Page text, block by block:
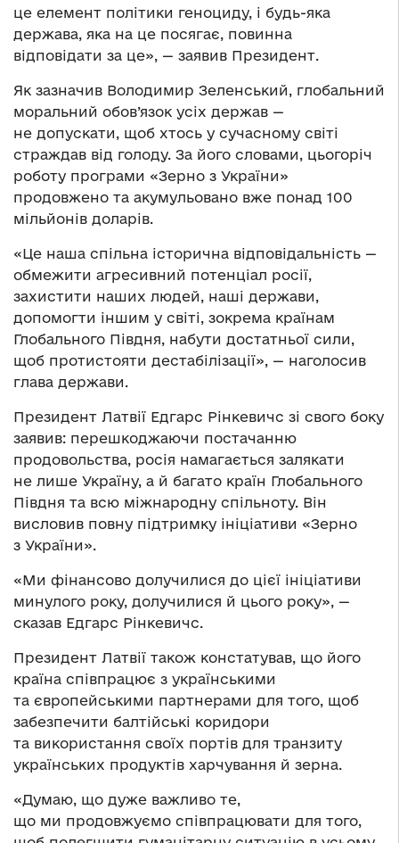
це елемент політики геноциду, і будь-яка
держава, яка на це посягає, повинна
відповідати за це», — заявив Президент.
Як зазначив Володимир Зеленський, глобальний
моральний обов’язок усіх держав —
не допускати, щоб хтось у сучасному світі
страждав від голоду. За його словами, цьогоріч
роботу програми «Зерно з України»
продовжено та акумульовано вже понад 100
мільйонів доларів.
«Це наша спільна історична відповідальність —
обмежити агресивний потенціал росії,
захистити наших людей, наші держави,
допомогти іншим у світі, зокрема країнам
Глобального Півдня, набути достатньої сили,
щоб протистояти дестабілізації», — наголосив
глава держави.
Президент Латвії Едгарс Рінкевичс зі свого боку
заявив: перешкоджаючи постачанню
продовольства, росія намагається залякати
не лише Україну, а й багато країн Глобального
Півдня та всю міжнародну спільноту. Він
висловив повну підтримку ініціативи «Зерно
з України».
«Ми фінансово долучилися до цієї ініціативи
минулого року, долучилися й цього року», —
сказав Едгарс Рінкевичс.
Президент Латвії також констатував, що його
країна співпрацює з українськими
та європейськими партнерами для того, щоб
забезпечити балтійські коридори
та використання своїх портів для транзиту
українських продуктів харчування й зерна.
«Думаю, що дуже важливо те,
що ми продовжуємо співпрацювати для того,